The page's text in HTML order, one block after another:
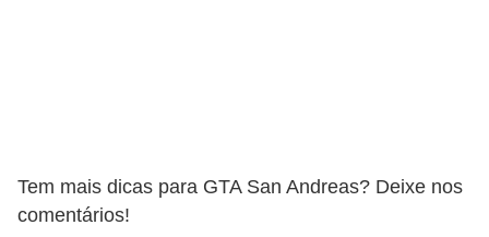
Tem mais dicas para GTA San Andreas? Deixe nos
comentários!